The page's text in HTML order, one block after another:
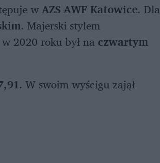
wAZS AWF Katowice. Dla
. Majerski stylem
w 2020 roku był na czwartym
. W swoim wyścigu zajął